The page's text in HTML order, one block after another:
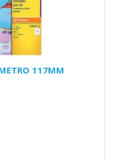
117MM